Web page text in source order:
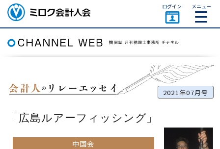
ミロク会計人会 MIROKU
ACCOUNTING PERSON
ASSOCIATION
ログイン メニュー
2021年07月号
広島ルアーフィッシング
中国会